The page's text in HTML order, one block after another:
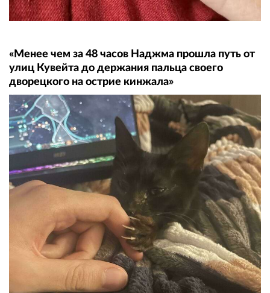
«Менее чем за 48 часов Наджма прошла путь от
улиц Кувейта до держания пальца своего
дворецкого на острие кинжала»